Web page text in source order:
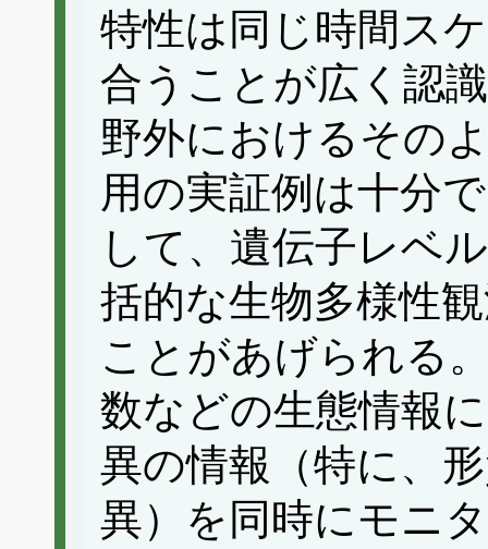
特性は同じ時間ス
合うことが広く認
野外におけるその
用の実証例は十分
して、遺伝子レベ
括的な生物多様性
ことがあげられる
数などの生態情報
異の情報（特に、
異）を同時にモニ